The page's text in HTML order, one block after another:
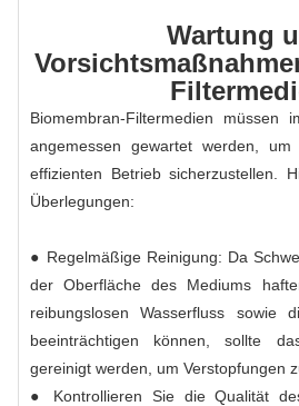
Wartung
Biomembran-Filtermedien müssen
angemessen gewartet werden,
effizienten Betrieb sicherzustellen.
Überlegungen:
● Regelmäßige Reinigung: Da
der Oberfläche des Mediums
reibungslosen Wasserfluss sowie
beeinträchtigen können, sollte
gereinigt werden, um Verstopfungen
● Kontrollieren Sie die Qualität